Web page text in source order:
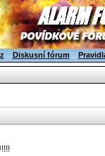
Diskusní fórum